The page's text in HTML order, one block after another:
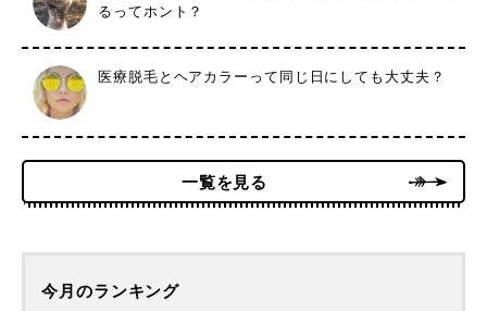
るってホント？
医療脱毛とヘアカラーって同じ日にしても大丈夫？
一覧を見る
今月のランキング